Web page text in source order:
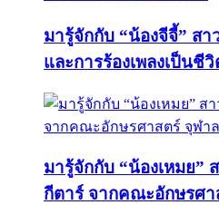
มารู้จักกับ “น้องจีจี้” สา
และการร้องเพลงเป็นชี
มารู้จักกับ “น้องเหมย”
กีตาร์ จากคณะอักษรศ